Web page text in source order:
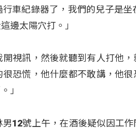
車紀錄器了，我們的兒子是坐
邊太陽穴打。」
視訊，然後就聽到有人打他
恐慌，他什麼都不敢講，他
」
12號上午，在酒後疑似因工